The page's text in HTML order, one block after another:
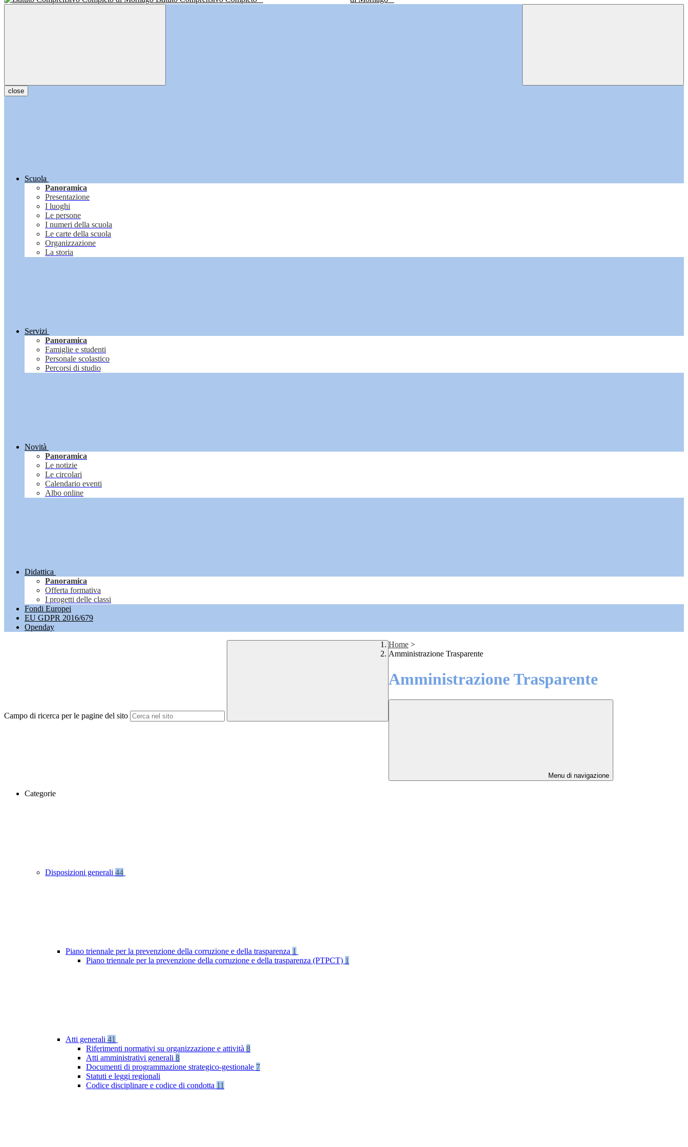
close
Scuola
Panoramica
Presentazione
I luoghi
Le persone
I numeri della scuola
Le carte della scuola
Organizzazione
La storia
Servizi
Panoramica
Famiglie e studenti
Personale scolastico
Percorsi di studio
Novità
Panoramica
Le notizie
Le circolari
Calendario eventi
Albo online
Didattica
Panoramica
Offerta formativa
I progetti delle classi
Fondi Europei
EU GDPR 2016/679
Openday
Campo di ricerca per le pagine del sito
Home >
Amministrazione Trasparente
Amministrazione Trasparente
Menu di navigazione
Categorie
Disposizioni generali 44
Piano triennale per la prevenzione della corruzione e della trasparenza 1
Piano triennale per la prevenzione della corruzione e della trasparenza (PTPCT) 1
Atti generali 41
Riferimenti normativi su organizzazione e attività 8
Atti amministrativi generali 8
Documenti di programmazione strategico-gestionale 7
Statuti e leggi regionali
Codice disciplinare e codice di condotta 11